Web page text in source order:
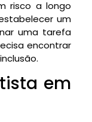
risco a longo
um
uma tarefa
encontrar
em